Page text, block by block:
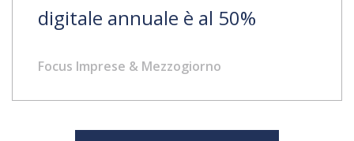
digitale annuale è al 50%
Focus Imprese & Mezzogiorno